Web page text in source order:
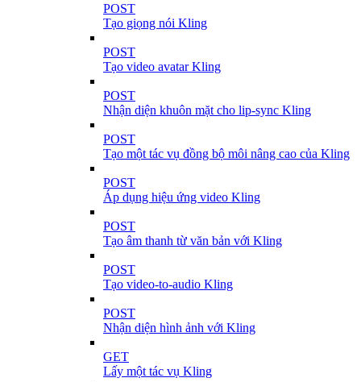
POST
Tạo giọng nói Kling
POST
Tạo video avatar Kling
POST
Nhận diện khuôn mặt cho lip-sync Kling
POST
Tạo một tác vụ đồng bộ môi nâng cao của Kling
POST
Áp dụng hiệu ứng video Kling
POST
Tạo âm thanh từ văn bản với Kling
POST
Tạo video-to-audio Kling
POST
Nhận diện hình ảnh với Kling
GET
Lấy một tác vụ Kling